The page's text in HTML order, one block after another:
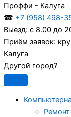
Проффи - Калуга
☎ +7 (958) 498-
Выезд: с 8.00 до
Приём заявок:
Калуга
Другой город?